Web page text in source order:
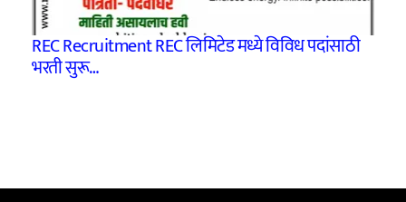
REC Recruitment REC लिमिटेड मध्ये विविध पदांसाठी
भरती सुरू…